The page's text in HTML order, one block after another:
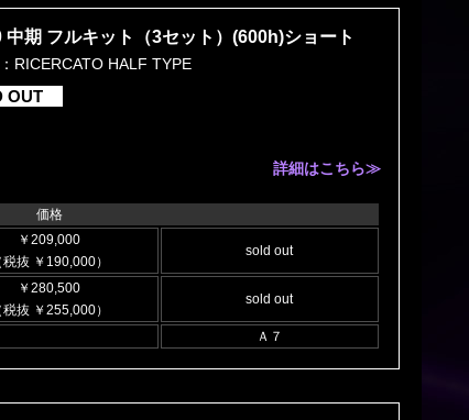
中期 フルキット（3セット）(600h)ショート
RICERCATO HALF TYPE
OUT
詳細はこちら≫
価格
￥209,000
税抜 ￥190,000）
sold out
￥280,500
税抜 ￥255,000）
sold out
Ａ７